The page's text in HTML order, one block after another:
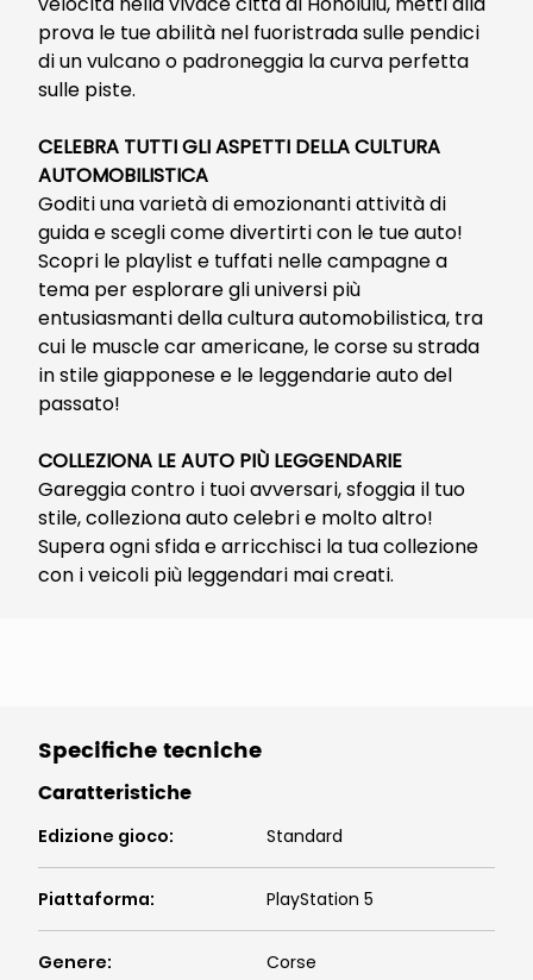
prova le tue abilità nel fuoristrada sulle pendici
di un vulcano o padroneggia la curva perfetta
sulle piste.
CELEBRA TUTTI GLI ASPETTI DELLA CULTURA
AUTOMOBILISTICA
Goditi una varietà di emozionanti attività di
guida e scegli come divertirti con le tue auto!
Scopri le playlist e tuffati nelle campagne a
tema per esplorare gli universi più
entusiasmanti della cultura automobilistica, tra
cui le muscle car americane, le corse su strada
in stile giapponese e le leggendarie auto del
passato!
COLLEZIONA LE AUTO PIÙ LEGGENDARIE
Gareggia contro i tuoi avversari, sfoggia il tuo
stile, colleziona auto celebri e molto altro!
Supera ogni sfida e arricchisci la tua collezione
con i veicoli più leggendari mai creati.
Specifiche tecniche
Caratteristiche
Edizione gioco: Standard
Piattaforma: PlayStation 5
Genere: Corse